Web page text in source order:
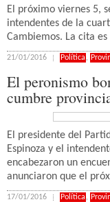
El próximo viernes 5,
intendentes de la
Cambiemos. La cita
21/01/2016 Política ,
El peronismo
cumbre
El presidente del
Espinoza y el
encabezaron un
anunciaron que el
17/01/2016 Política ,